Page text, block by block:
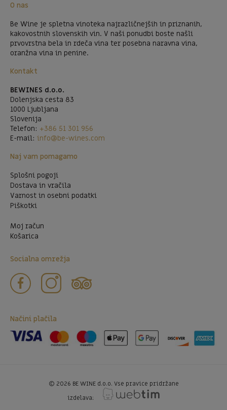
O nas
Be Wine je spletna vinoteka najrazličnejših in priznanih,
kakovostnih slovenskih vin. V naši ponudbi boste našli
prvovrstna bela in rdeča vina ter posebna naravna vina,
oranžna vina in penine.
Kontakt
BEWINES d.o.o.
Dolenjska cesta 83
1000 Ljubljana
Slovenija
Telefon: +386 51 301 956
E-mail: info@be-wines.com
Naj vam pomagamo
Splošni pogoji
Dostava in vračila
Varnost in osebni podatki
Piškotki
Moj račun
Košarica
Socialna omrežja
Načini plačila
© 2026 BE WINE d.o.o. Vse pravice pridržane
izdelava: